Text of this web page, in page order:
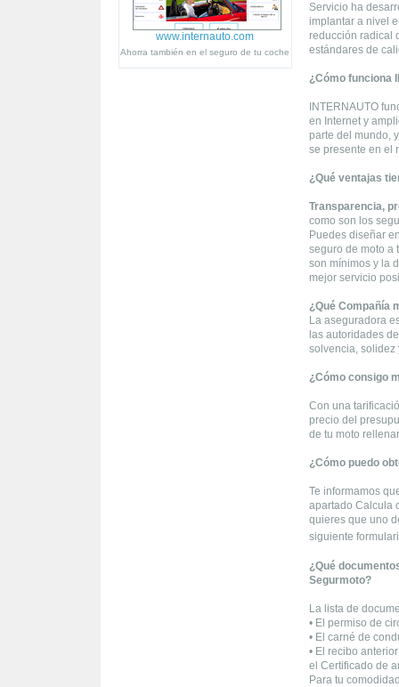
www.internauto.com
Ahorra también en el seguro de tu coche
Servicio ha
implantar a nivel
reducción radical
estándares de
¿Cómo funciona
INTERNAUTO
en Internet y
parte del mundo,
se presente en el
¿Qué ventajas
Transparencia,
como son los
Puedes diseñar
seguro de moto a
son mínimos y la
mejor servicio
¿Qué Compañía
La aseguradora
las autoridades
solvencia,
¿Cómo consigo
Con una
precio del
de tu moto
¿Cómo puedo
Te informamos
apartado Calcula
quieres que uno
siguiente
¿Qué
Segurmoto?
La lista de
• El permiso de
• El carné de
• El recibo
el Certificado de
Para tu